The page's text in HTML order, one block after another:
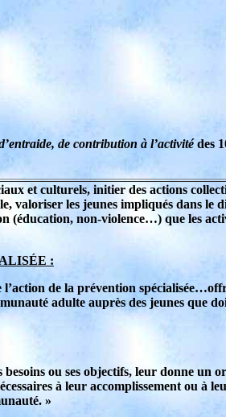
de contribution à l’activitédes
et culturels, initier des actions
les jeunes impliqués dans le
(éducation, non-violence…) que les
:
de la prévention
adulte auprès des jeunes que
ou ses objectifs, leur donne un
à leur accomplissement ou à
»